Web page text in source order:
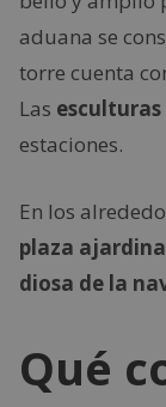
aduana se
torre cuenta
Las esculturas
estaciones.
En los
plaza
diosa de la
Qué